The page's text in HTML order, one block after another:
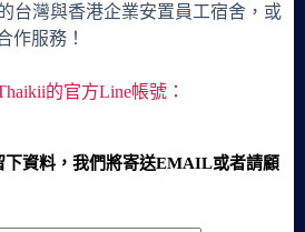
台灣與香港企業安置員工宿舍，或
作服務！
的官方Line帳號：
下資料，我們將寄送EMAIL或者請顧